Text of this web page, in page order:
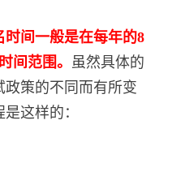
间一般是在每年的8
间范围。 虽然具体的
策的不同而有所变
这样的：